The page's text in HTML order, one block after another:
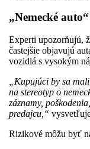
„Nemecké
Experti upozorňujú,
častejšie objavujú
vozidlá s vysokým
„Kupujúci by sa
na stereotyp o
záznamy,
predajcu,“
Rizikové môžu byť